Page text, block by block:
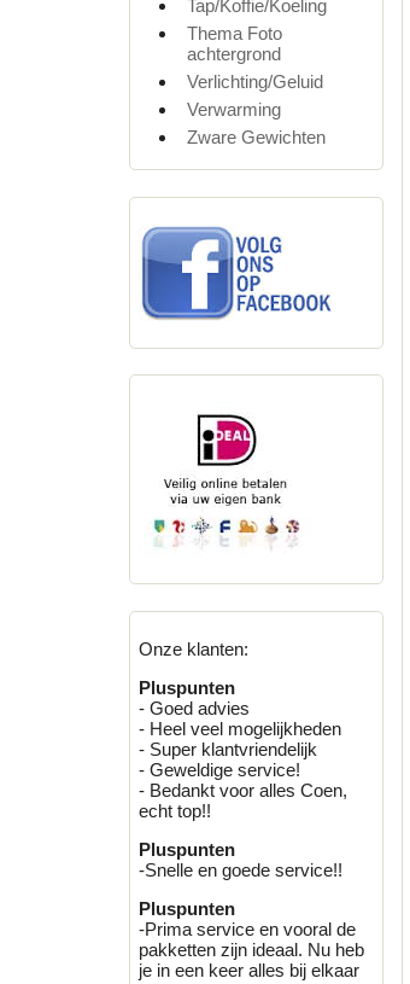
Tap/Koffie/Koeling
Thema Foto
achtergrond
Verlichting/Geluid
Verwarming
Zware Gewichten
Onze klanten:
Pluspunten
- Goed advies
- Heel veel mogelijkheden
- Super klantvriendelijk
- Geweldige service!
- Bedankt voor alles Coen,
echt top!!
Pluspunten
-Snelle en goede service!!
Pluspunten
-Prima service en vooral de
pakketten zijn ideaal. Nu heb
je in een keer alles bij elkaar